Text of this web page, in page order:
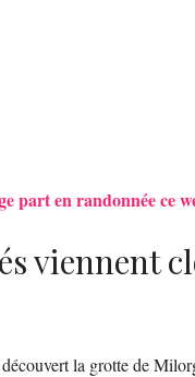
part en randonnée ce
viennent
la grotte de